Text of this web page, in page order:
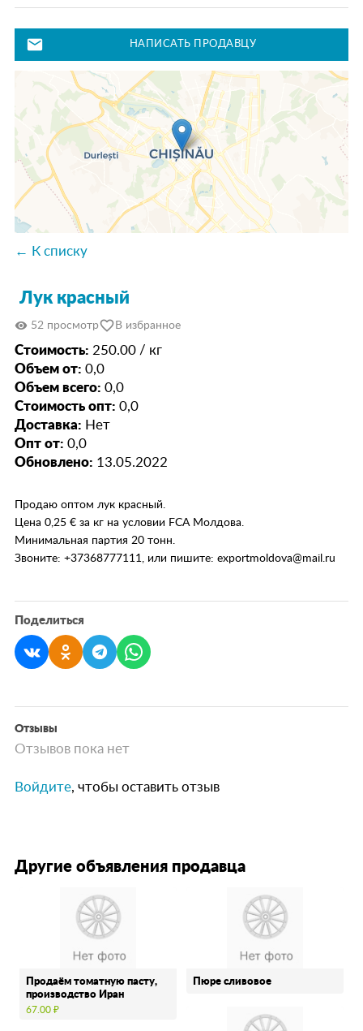
mail НАПИСАТЬ ПРОДАВЦУ
← К списку
Лук красный
visibility 52 просмотрfavorite_border В избранное
Стоимость: 250.00 / кг
Объем от: 0,0
Объем всего: 0,0
Стоимость опт: 0,0
Доставка: Нет
Опт от: 0,0
Обновлено: 13.05.2022
Продаю оптом лук красный.
Цена 0,25 € за кг на условии FCA Молдова.
Минимальная партия 20 тонн.
Звоните: +37368777111, или пишите: exportmoldova@mail.ru
Поделиться
Отзывы
Отзывов пока нет
Войдите, чтобы оставить отзыв
Другие объявления продавца
Продаём томатную пасту,
производство Иран
67.00 ₽
Пюре сливовое